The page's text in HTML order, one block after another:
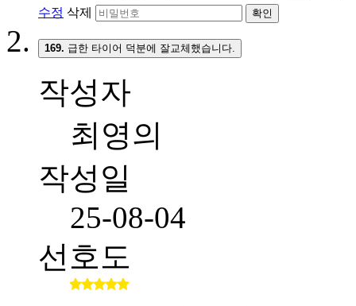
수정 삭제 확인
169. 급한 타이어 덕분에 잘교체했습니다.
작성자
최영의
작성일
25-08-04
선호도